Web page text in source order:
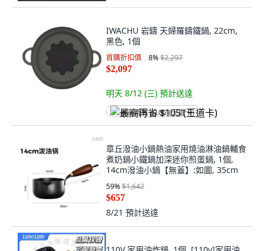
IWACHU 岩鑄 天婦羅鑄鐵鍋, 22cm,
黑色, 1個
首購折扣價 8%$2,297
$2,097
明天 8/12 (三) 預計送達
最高再省 $105 (王道卡)
章丘潑油小鍋熱油家用燒油淋油鍋輔食
煮奶鍋小鐵鍋加深迷你煎蛋鍋, 1個,
14cm潑油小鍋【無蓋】:如圖, 35cm
59%$1,642
$657
8/21 預計送達